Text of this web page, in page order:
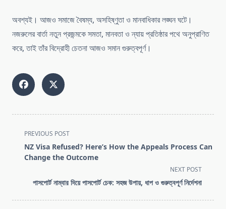
অবশ্যই। আজও সমাজে বৈষম্য, অসহিষ্ণুতা ও মানবাধিকার লঙ্ঘন ঘটে।
নজরুলের বার্তা নতুন প্রজন্মকে সমতা, মানবতা ও ন্যায় প্রতিষ্ঠার পথে অনুপ্রাণিত
করে, তাই তাঁর বিদ্রোহী চেতনা আজও সমান গুরুত্বপূর্ণ।
<span
class="nav-
subtitle
reader-
PREVIOUS POST
NZ Visa Refused? Here’s How the Appeals Process Can
Change the Outcome
NEXT POST
পাসপোর্ট নাম্বার দিয়ে পাসপোর্ট চেক: সহজ উপায়, ধাপ ও গুরুত্বপূর্ণ নির্দেশনা